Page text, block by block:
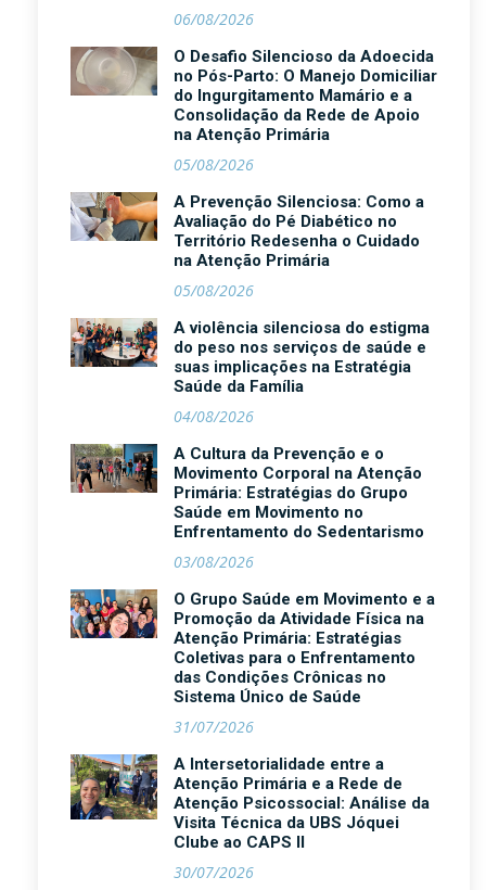
06/08/2026
O Desafio Silencioso da Adoecida
no Pós-Parto: O Manejo Domiciliar
do Ingurgitamento Mamário e a
Consolidação da Rede de Apoio
na Atenção Primária
05/08/2026
A Prevenção Silenciosa: Como a
Avaliação do Pé Diabético no
Território Redesenha o Cuidado
na Atenção Primária
05/08/2026
A violência silenciosa do estigma
do peso nos serviços de saúde e
suas implicações na Estratégia
Saúde da Família
04/08/2026
A Cultura da Prevenção e o
Movimento Corporal na Atenção
Primária: Estratégias do Grupo
Saúde em Movimento no
Enfrentamento do Sedentarismo
03/08/2026
O Grupo Saúde em Movimento e a
Promoção da Atividade Física na
Atenção Primária: Estratégias
Coletivas para o Enfrentamento
das Condições Crônicas no
Sistema Único de Saúde
31/07/2026
A Intersetorialidade entre a
Atenção Primária e a Rede de
Atenção Psicossocial: Análise da
Visita Técnica da UBS Jóquei
Clube ao CAPS II
30/07/2026